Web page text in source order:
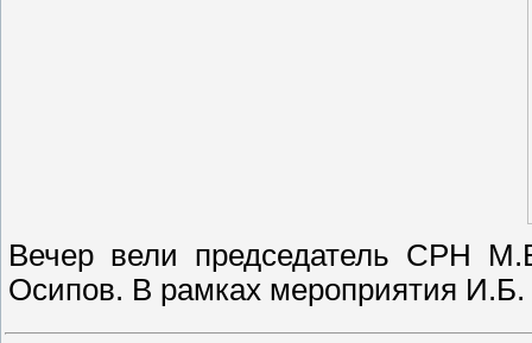
Вечер вели председатель СРН
Осипов. В рамках мероприятия